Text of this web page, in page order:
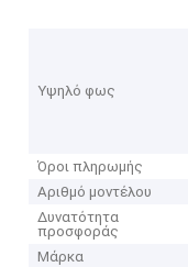
Υψηλό φως
Όροι πληρωμής
Αριθμό μοντέλου
Δυνατότητα
προσφοράς
Μάρκα